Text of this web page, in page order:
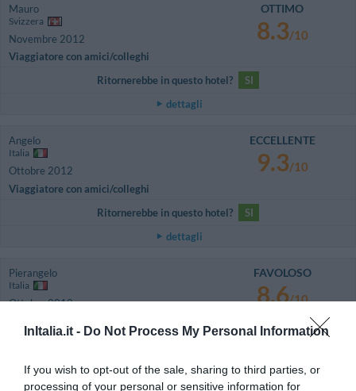
InItalia.it - Do Not Process My Personal Information
If you wish to opt-out of the sale, sharing to third parties, or
processing of your personal or sensitive information for
Mauro
Svizzera
Novembre 2012
Viaggiatore con amici/colleghi
OTTIMO
8.3/10
Ritornerebbe in questo hotel?
SI
dettagli
Angelo
Italia
Ottobre 2012
Viaggiatore con amici/colleghi
ECCELLENTE
9.3/10
Ritornerebbe in questo hotel?
SI
dettagli
Pierangelo
Italia
Ottobre 2012
FAVOLOSO
8.6/10
dettagli